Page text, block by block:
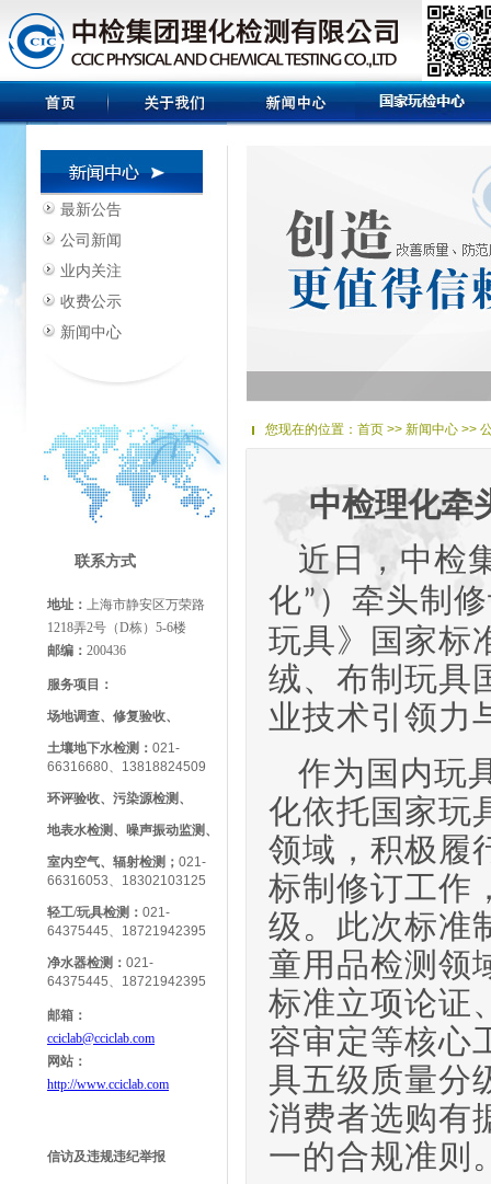
最新公告
公司新闻
业内关注
收费公示
新闻中心
联系方式
地址： 上海市静安区万荣路
1218弄2号（D栋）5-6楼
邮编： 200436
服务项目：
场地调查、修复验收、
土壤地下水检测： 021-
66316680、13818824509
环评验收、污染源检测、
地表水检测、噪声振动监测、
室内空气、辐射检测； 021-
66316053、18302103125
轻工/玩具检测 ： 021-
64375445、18721942395
净水器检测： 021-
64375445、18721942395
邮箱：
cciclab@cciclab.com
网站：
http://www.cciclab.com
信访及违规违纪举报
您现在的位置： 首页 >> 新闻中心 >>
中检理化牵
近日，中检
化”）牵头制
玩具》国家标
绒、布制玩具
业技术引领力
作为国内玩
化依托国家玩
领域，积极履
标制修订工作
级。此次标准
童用品检测领
标准立项论证
容审定等核心
具五级质量分
消费者选购有
一的合规准则